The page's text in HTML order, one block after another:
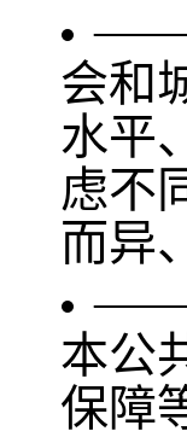
——
会和
水平
虑不
而异
——
本公
保障